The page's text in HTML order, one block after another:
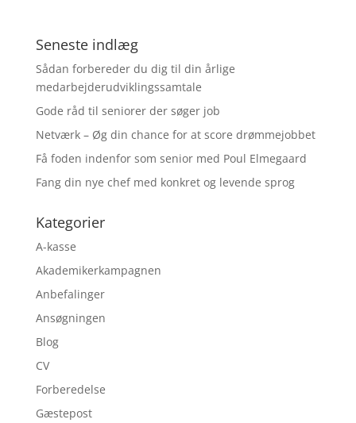
Seneste indlæg
Sådan forbereder du dig til din årlige
medarbejderudviklingssamtale
Gode råd til seniorer der søger job
Netværk – Øg din chance for at score drømmejobbet
Få foden indenfor som senior med Poul Elmegaard
Fang din nye chef med konkret og levende sprog
Kategorier
A-kasse
Akademikerkampagnen
Anbefalinger
Ansøgningen
Blog
CV
Forberedelse
Gæstepost